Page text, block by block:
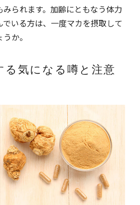
られます。加齢にともなう体力
いる方は、一度マカを摂取して
か。
る気になる噂と注意